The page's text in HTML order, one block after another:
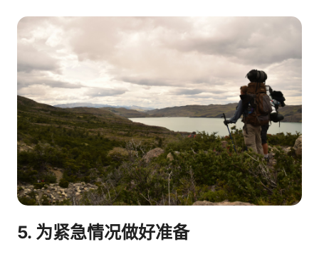
5. 为紧急情况做好准备